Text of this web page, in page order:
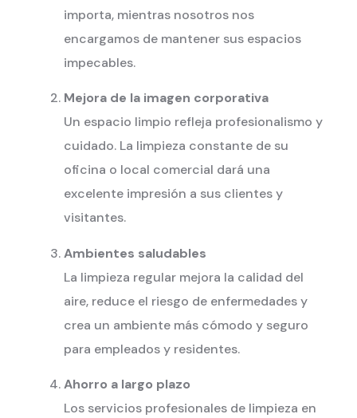
importa, mientras nosotros nos
encargamos de mantener sus espacios
impecables.
Mejora de la imagen corporativa
Un espacio limpio refleja profesionalismo y
cuidado. La limpieza constante de su
oficina o local comercial dará una
excelente impresión a sus clientes y
visitantes.
Ambientes saludables
La limpieza regular mejora la calidad del
aire, reduce el riesgo de enfermedades y
crea un ambiente más cómodo y seguro
para empleados y residentes.
Ahorro a largo plazo
Los servicios profesionales de limpieza en